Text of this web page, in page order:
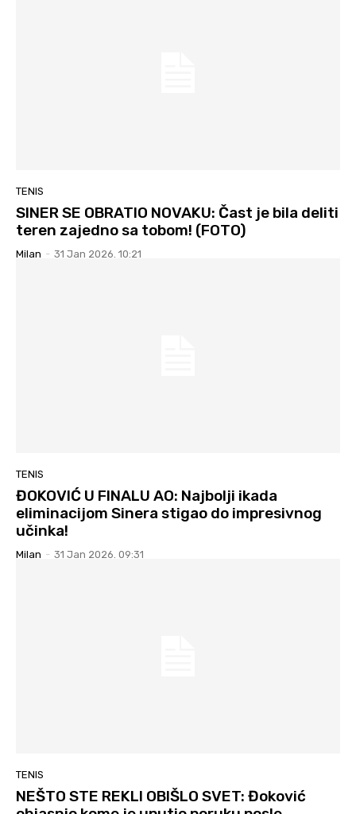
TENIS
SINER SE OBRATIO NOVAKU: Čast je bila deliti
teren zajedno sa tobom! (FOTO)
Milan - 31 Jan 2026. 10:21
TENIS
ĐOKOVIĆ U FINALU AO: Najbolji ikada
eliminacijom Sinera stigao do impresivnog
učinka!
Milan - 31 Jan 2026. 09:31
TENIS
NEŠTO STE REKLI OBIŠLO SVET: Đoković